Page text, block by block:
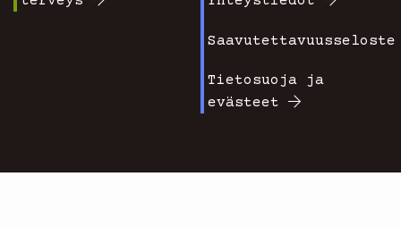
Saavutettavuusseloste
Tietosuoja ja
evästeet